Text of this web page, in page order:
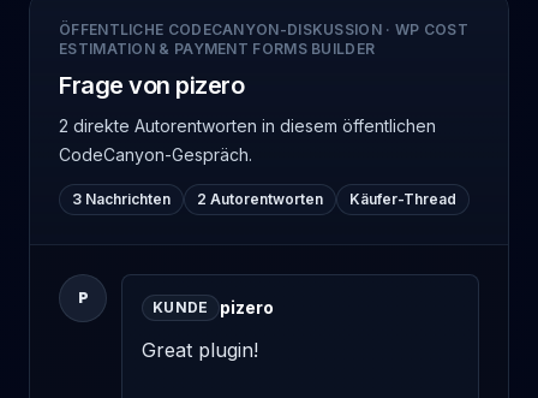
ÖFFENTLICHE CODECANYON-DISKUSSION· WP COST
ESTIMATION & PAYMENT FORMS BUILDER
Frage von pizero
2 direkte Autorentworten in diesem öffentlichen
CodeCanyon-Gespräch.
3 Nachrichten 2 Autorentworten Käufer-Thread
P
KUNDE pizero
Great plugin!